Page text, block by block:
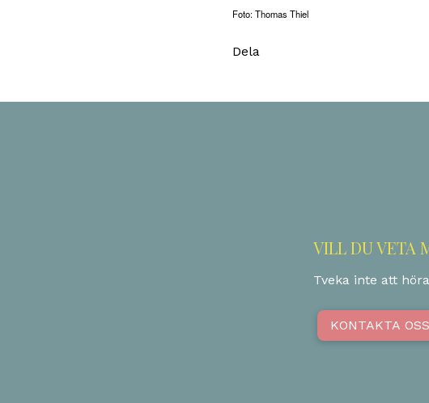
Foto: Thomas Thiel
Dela
VILL DU VETA
Tveka inte att
KONTAKTA OSS